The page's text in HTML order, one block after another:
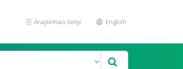
Araştırmacı Girişi English